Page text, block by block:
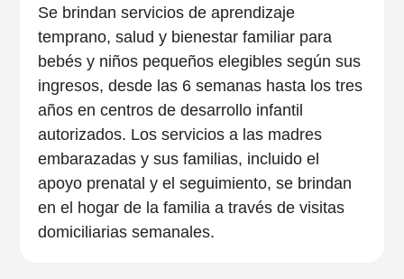
Se brindan servicios de aprendizaje
temprano, salud y bienestar familiar para
bebés y niños pequeños elegibles según sus
ingresos, desde las 6 semanas hasta los tres
años en centros de desarrollo infantil
autorizados. Los servicios a las madres
embarazadas y sus familias, incluido el
apoyo prenatal y el seguimiento, se brindan
en el hogar de la familia a través de visitas
domiciliarias semanales.